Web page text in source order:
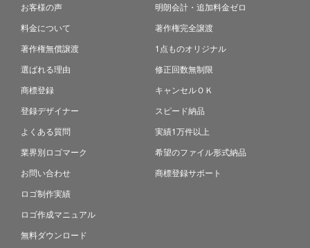
お客様の声
料金について
著作権無償譲渡
選ばれる理由
商標登録
登録デザイナー
よくある質問
業界別ロゴマーク
お問い合わせ
ロゴ制作実績
ロゴ作成マニュアル
無料ダウンロード
明朗会計・追加料金ゼロ
著作権完全譲渡
1点ものオリジナル
修正回数無制限
キャンセルＯＫ
スピード納品
実績1万件以上
希望のファイル形式納品
商標登録サポート